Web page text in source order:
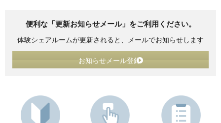
便利な「更新お知らせメール」をご利用ください。
体験シェアルームが更新されると、メールでお知らせします
お知らせメール登録